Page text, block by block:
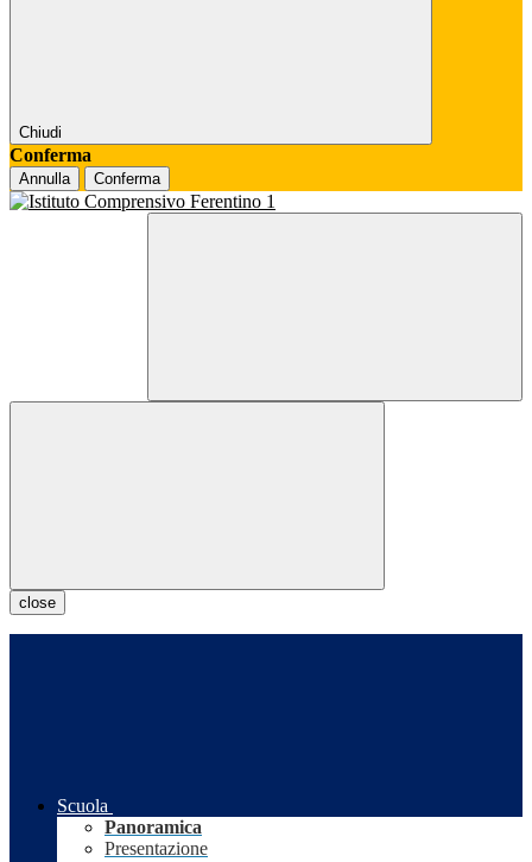
Chiudi
Conferma
Annulla Conferma
close
Scuola
Panoramica
Presentazione